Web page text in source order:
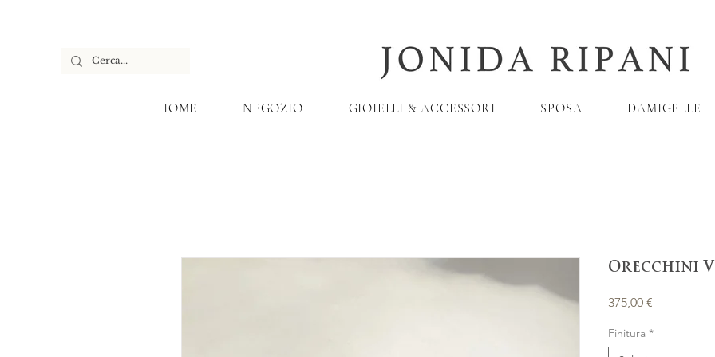
HOME NEGOZIO GIOIELLI & ACCESSORI SPOSA DAMIGELLE
Orecchini
375,00 €
Finitura *